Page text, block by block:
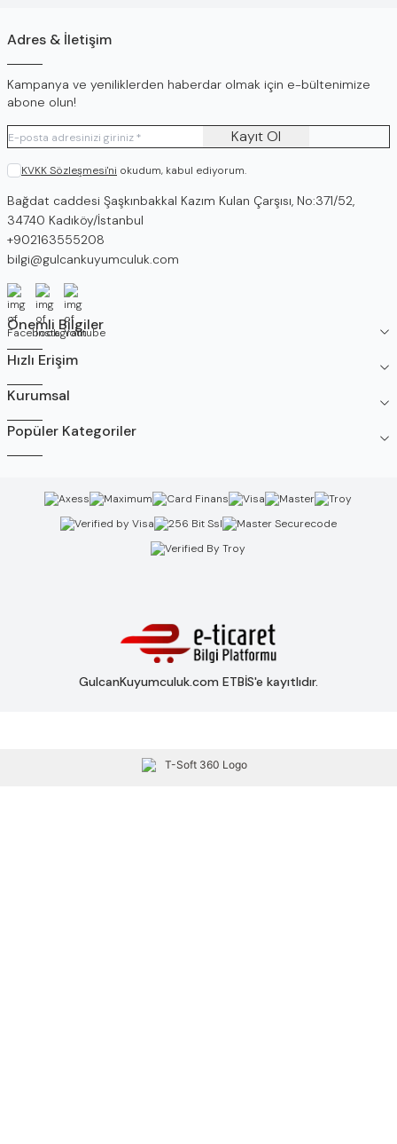
Adres & İletişim
Kampanya ve yeniliklerden haberdar olmak için e-bültenimize
abone olun!
Kayıt Ol
KVKK Sözleşmesi'ni okudum, kabul ediyorum.
Adres
Bağdat caddesi Şaşkınbakkal Kazım Kulan Çarşısı, No:371/52,
34740 Kadıköy/İstanbul
Telefon
+902163555208
E-Posta
bilgi@gulcankuyumculuk.com
Facebook
İnstagramYoutube
Önemli Bilgiler
Hızlı Erişim
Kurumsal
Popüler Kategoriler
GulcanKuyumculuk.com ETBİS'e kayıtlıdır.